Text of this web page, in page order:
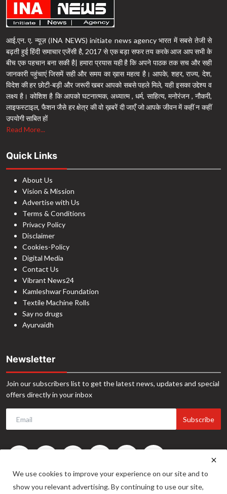
आई.एन. ए. न्यूज़ (INA NEWS) initiate news agency भारत में सबसे तेजी से
बढ़ती हुई हिंदी समाचार एजेंसी है, 2017 से एक बड़ा सफर तय करके आज आप सभी के
बीच एक पहचान बना सकी है| हमारा प्रयास यही है कि अपने पाठक तक सच और सही
जानकारी पहुंचाएं जिसमें सही और समय का ख़ास महत्व है। आपके, शहर, राज्य, देश,
विदेश की हर छोटी-बड़ी और जरूरी खबर आपको सबसे पहले मिले, यही इसका उद्देश्य व
लक्ष्य है। कोशिश है कि आपको घटनात्मक, अध्यात्म , धर्म, साहित्य, मनोरंजन , नौकरी,
लाइफस्टाइल, फैशन जैसे हर क्षेत्र की वो ख़बरें दी जाएँ जो आपके जीवन में कहीं न कहीं
उपयोगी साबित हों
Read More...
Quick Links
About Us
Vision & Mission
Advertise with Us
Terms & Conditions
Privacy Policy
Disclaimer
Cookies-Policy
Digital Media
Contact Us
Vibrant News24
Kamleshwar Foundation
Textile Machine Rolls
Say no drugs
Ayurvaidh
Newsletter
Join our subscribers list to get the latest news, updates and special
offers directly in your inbox
Subscribe
We use cookies to improve your experience on our site and to
show you relevant advertising. By continuing to use our site,